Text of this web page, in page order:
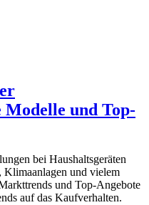
Modelle und Top-
bei Haushaltsgeräten
Klimaanlagen und vielem
und Top-Angebote
auf das Kaufverhalten.